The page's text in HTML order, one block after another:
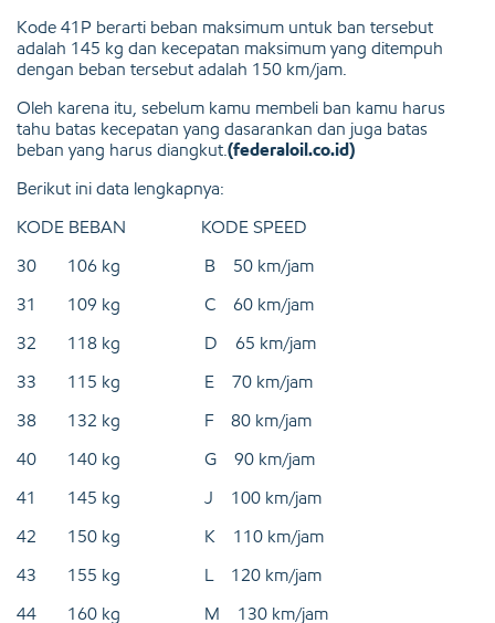
Kode 41P berarti beban maksimum untuk ban tersebut
adalah 145 kg dan kecepatan maksimum yang ditempuh
dengan beban tersebut adalah 150 km/jam.
Oleh karena itu, sebelum kamu membeli ban kamu harus
tahu batas kecepatan yang dasarankan dan juga batas
beban yang harus diangkut. (federaloil.co.id)
Berikut ini data lengkapnya:
KODE BEBAN KODE SPEED
30 106 kg B 50 km/jam
31 109 kg C 60 km/jam
32 118 kg D 65 km/jam
33 115 kg E 70 km/jam
38 132 kg F 80 km/jam
40 140 kg G 90 km/jam
41 145 kg J 100 km/jam
42 150 kg K 110 km/jam
43 155 kg L 120 km/jam
44 160 kg M 130 km/jam